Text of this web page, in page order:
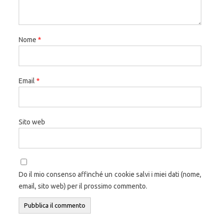
Nome *
Email *
Sito web
Do il mio consenso affinché un cookie salvi i miei dati (nome,
email, sito web) per il prossimo commento.